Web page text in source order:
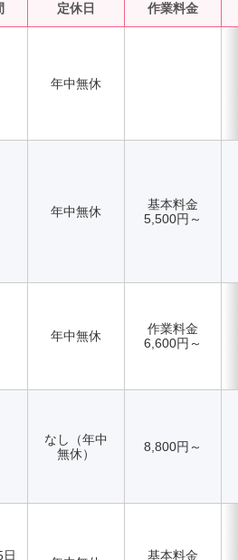
定休日 作業料金
年中無休
年中無休
基本料金
5,500円～
年中無休
作業料金
6,600円～
なし（年中
無休）
8,800円～
基本料金